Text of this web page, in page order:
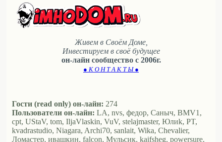
Живем в Своём Доме,
Инвестируем в своё будущее
он-лайн сообщество с 2006г.
● К О Н Т А К Т Ы ●
Гости (read only) он-лайн: 274
Пользователи он-лайн: LA, nvs, федор, Саныч, BMV1,
cpt, UStaV, tom, IljaVlaskin, VuV, stelajmaster, Юлиk, PT,
kvadrastudio, Niagara, Archi70, sanlait, Wika, Chevalier,
Ломастер, ивашкин, falcon, Мульсик, kaifsheg, powersure,